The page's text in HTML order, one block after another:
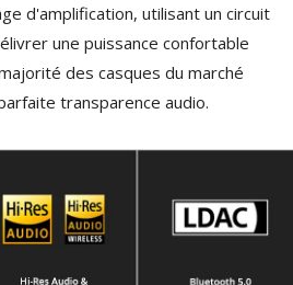
d'amplification, utilisant un circuit
une puissance confortable
des casques du marché
transparence audio.